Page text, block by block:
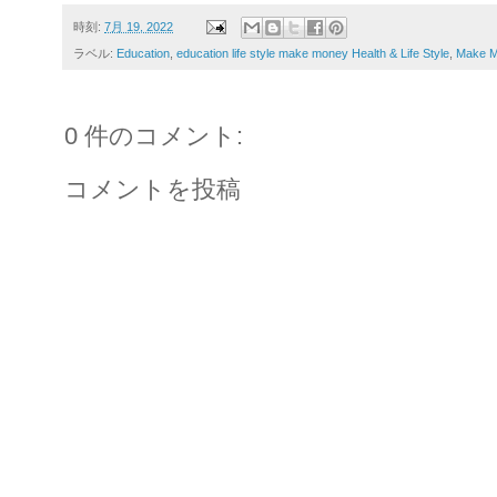
時刻: 7月 19, 2022
ラベル: Education education life style make money Health & Life Style Make
0 件のコメント:
コメントを投稿